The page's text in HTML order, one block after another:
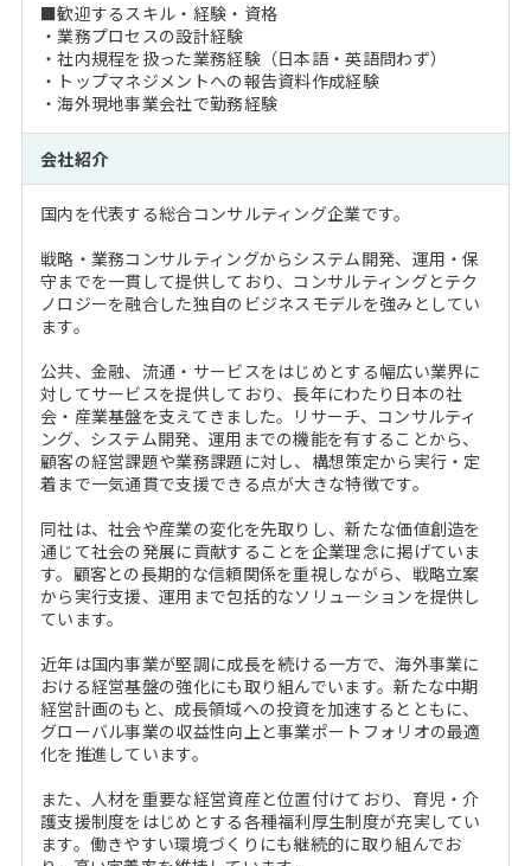
■歓迎するスキル・経験・資格
・業務プロセスの設計経験
・社内規程を扱った業務経験（日本語・英語問わず）
・トップマネジメントへの報告資料作成経験
・海外現地事業会社で勤務経験
会社紹介
国内を代表する総合コンサルティング企業です。
戦略・業務コンサルティングからシステム開発、運用・保
守までを一貫して提供しており、コンサルティングとテク
ノロジーを融合した独自のビジネスモデルを強みとしてい
ます。
公共、金融、流通・サービスをはじめとする幅広い業界に
対してサービスを提供しており、長年にわたり日本の社
会・産業基盤を支えてきました。リサーチ、コンサルティ
ング、システム開発、運用までの機能を有することから、
顧客の経営課題や業務課題に対し、構想策定から実行・定
着まで一気通貫で支援できる点が大きな特徴です。
同社は、社会や産業の変化を先取りし、新たな価値創造を
通じて社会の発展に貢献することを企業理念に掲げていま
す。顧客との長期的な信頼関係を重視しながら、戦略立案
から実行支援、運用まで包括的なソリューションを提供し
ています。
近年は国内事業が堅調に成長を続ける一方で、海外事業に
おける経営基盤の強化にも取り組んでいます。新たな中期
経営計画のもと、成長領域への投資を加速するとともに、
グローバル事業の収益性向上と事業ポートフォリオの最適
化を推進しています。
また、人材を重要な経営資産と位置付けており、育児・介
護支援制度をはじめとする各種福利厚生制度が充実してい
ます。働きやすい環境づくりにも継続的に取り組んでお